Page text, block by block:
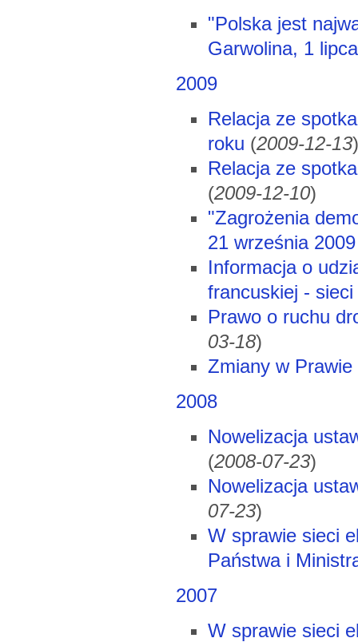
"Polska jest
Garwolina, 1
2009
Relacja ze
roku (2009-12-13)
Relacja ze
(2009-12-10)
"Zagrożenia
21 września
Informacja o
francuskiej -
Prawo o ruchu
03-18)
Zmiany w
2008
Nowelizacja
(2008-07-23)
Nowelizacja
07-23)
W sprawie sieci
Państwa i
2007
W sprawie sieci